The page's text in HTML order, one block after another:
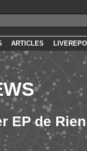
ARTICLES
EP de